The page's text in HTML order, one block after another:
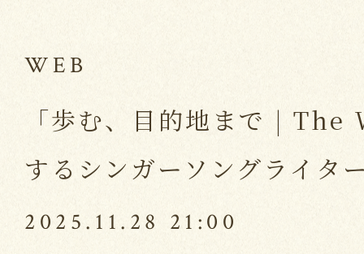
WEB
「歩む、目的地まで |
するシンガーソングライタ
2025.11.28 21:00